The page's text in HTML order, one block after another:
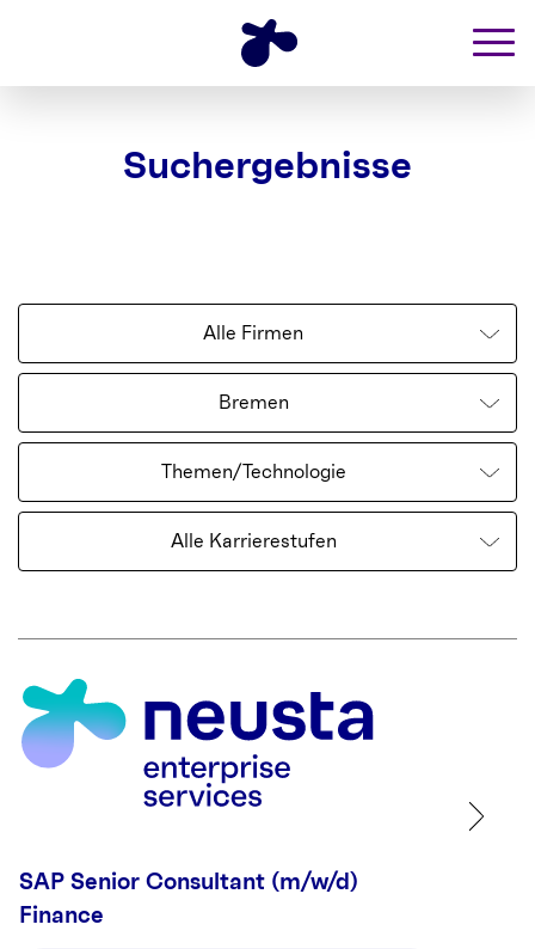
Suchergebnisse
Alle Firmen
Bremen
Themen/Technologie
Alle Karrierestufen
SAP Senior Consultant (m/w/d)
Finance